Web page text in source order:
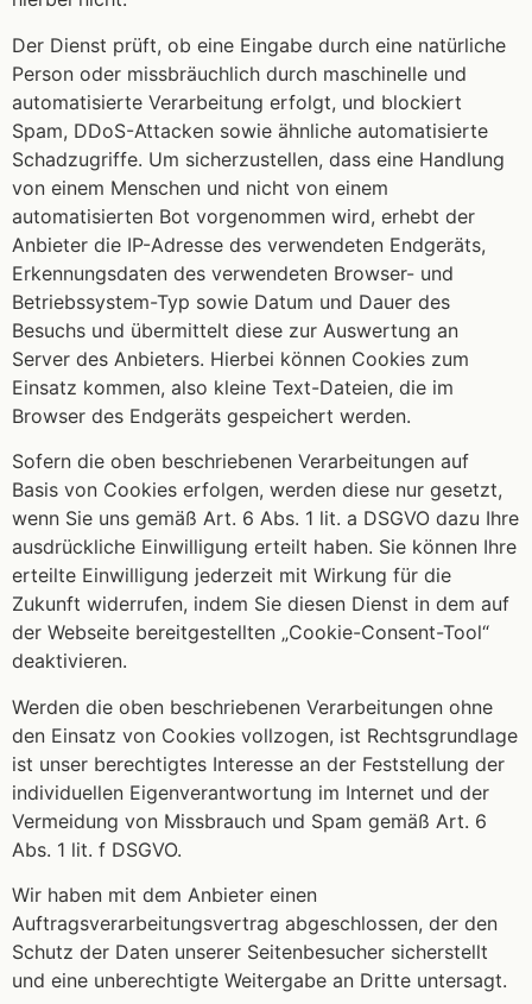
Der Dienst prüft, ob eine Eingabe durch eine natürliche
Person oder missbräuchlich durch maschinelle und
automatisierte Verarbeitung erfolgt, und blockiert
Spam, DDoS-Attacken sowie ähnliche automatisierte
Schadzugriffe. Um sicherzustellen, dass eine Handlung
von einem Menschen und nicht von einem
automatisierten Bot vorgenommen wird, erhebt der
Anbieter die IP-Adresse des verwendeten Endgeräts,
Erkennungsdaten des verwendeten Browser- und
Betriebssystem-Typ sowie Datum und Dauer des
Besuchs und übermittelt diese zur Auswertung an
Server des Anbieters. Hierbei können Cookies zum
Einsatz kommen, also kleine Text-Dateien, die im
Browser des Endgeräts gespeichert werden.
Sofern die oben beschriebenen Verarbeitungen auf
Basis von Cookies erfolgen, werden diese nur gesetzt,
wenn Sie uns gemäß Art. 6 Abs. 1 lit. a DSGVO dazu Ihre
ausdrückliche Einwilligung erteilt haben. Sie können Ihre
erteilte Einwilligung jederzeit mit Wirkung für die
Zukunft widerrufen, indem Sie diesen Dienst in dem auf
der Webseite bereitgestellten „Cookie-Consent-Tool“
deaktivieren.
Werden die oben beschriebenen Verarbeitungen ohne
den Einsatz von Cookies vollzogen, ist Rechtsgrundlage
ist unser berechtigtes Interesse an der Feststellung der
individuellen Eigenverantwortung im Internet und der
Vermeidung von Missbrauch und Spam gemäß Art. 6
Abs. 1 lit. f DSGVO.
Wir haben mit dem Anbieter einen
Auftragsverarbeitungsvertrag abgeschlossen, der den
Schutz der Daten unserer Seitenbesucher sicherstellt
und eine unberechtigte Weitergabe an Dritte untersagt.